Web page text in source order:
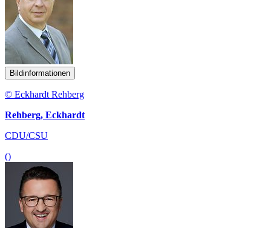
Bildinformationen
© Eckhardt Rehberg
Rehberg, Eckhardt
CDU/CSU
()